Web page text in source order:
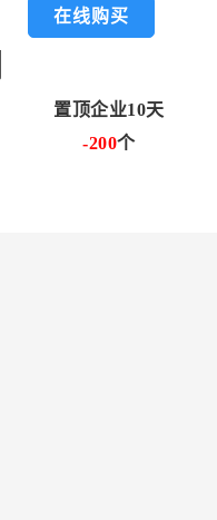
在线购买
置顶企业10天
-200个